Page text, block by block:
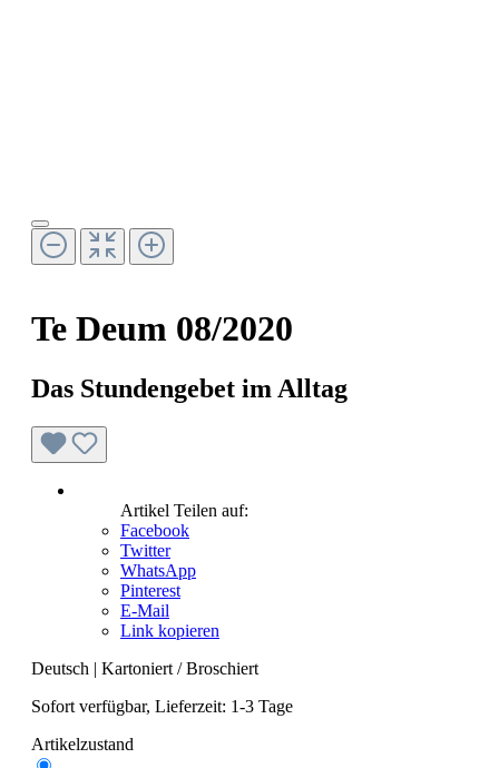
Te Deum 08/2020
Das Stundengebet im Alltag
Artikel Teilen auf:
Facebook
Twitter
WhatsApp
Pinterest
E-Mail
Link kopieren
Deutsch | Kartoniert / Broschiert
Sofort verfügbar, Lieferzeit: 1-3 Tage
Artikelzustand